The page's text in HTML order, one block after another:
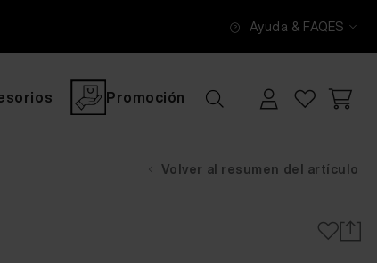
Ayuda & FAQES
Promoción
Volver al resumen del artículo